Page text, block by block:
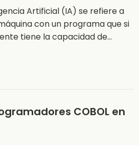
Artificial (IA) se refiere a
con un programa que si
tiene la capacidad de…
COBOL en